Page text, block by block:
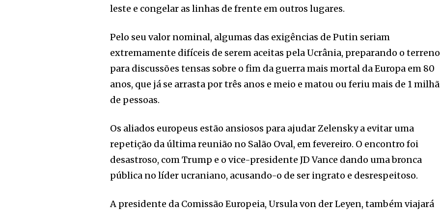
leste e congelar as linhas de frente em outros lugares.
Pelo seu valor nominal, algumas das exigências de Putin seriam
extremamente difíceis de serem aceitas pela Ucrânia, preparando o terreno
para discussões tensas sobre o fim da guerra mais mortal da Europa em 80
anos, que já se arrasta por três anos e meio e matou ou feriu mais de 1
de pessoas.
Os aliados europeus estão ansiosos para ajudar Zelensky a evitar uma
repetição da última reunião no Salão Oval, em fevereiro. O encontro foi
desastroso, com Trump e o vice-presidente JD Vance dando uma bronca
pública no líder ucraniano, acusando-o de ser ingrato e desrespeitoso.
A presidente da Comissão Europeia, Ursula von der Leyen, também viajará